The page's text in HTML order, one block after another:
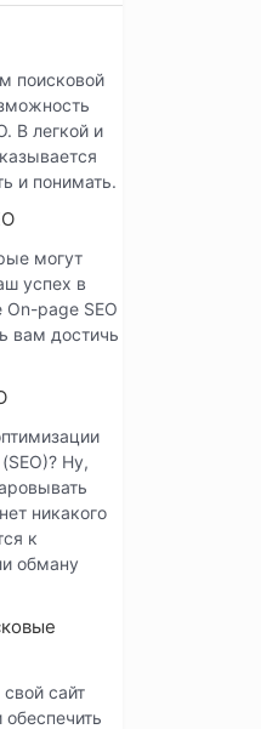
поисковой
В легкой и
и понимать.
могут
успех в
On-page SEO
вам достичь
Ну,
никакого
к
обману
сайт